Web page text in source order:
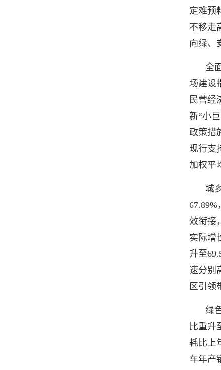
定难预
不移走
向绿、
全
场建设
民营经
新“小
政策措
现行支
加权平
城
效衔接
实际增
升至
速分别
区引领
绿
比重升
耗比上
车年产